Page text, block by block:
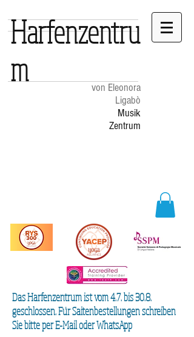
von Eleonora
Ligabò
Musik
Zentrum
Harfenzentru
m
Das Harfenzentrum ist vom 4.7. bis 30.8.
geschlossen. Für Saitenbestellungen schreiben
Sie bitte per E-Mail oder WhatsApp